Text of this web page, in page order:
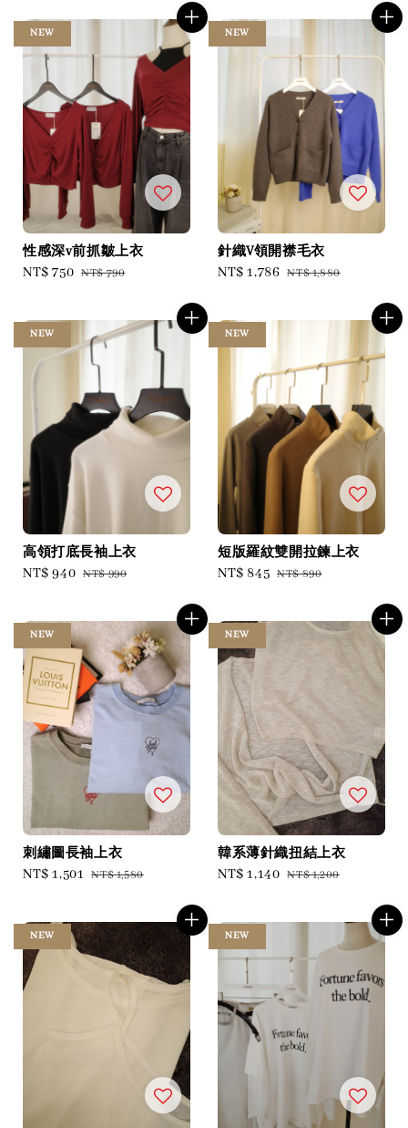
NEW
性感深v前抓皺上衣
Sale
NT$ 750 Regular
NT$ 790
NEW
針織V領開襟毛衣
Sale
NT$ 1,786 Regular
NT$ 1,880
NEW
高領打底長袖上衣
Sale
NT$ 940 Regular
NT$ 990
NEW
短版羅紋雙開拉鍊上衣
Sale
NT$ 845 Regular
NT$ 890
NEW
刺繡圖長袖上衣
Sale
NT$ 1,501 Regular
NT$ 1,580
NEW
韓系薄針織扭結上衣
Sale
NT$ 1,140 Regular
NT$ 1,200
NEW NEW